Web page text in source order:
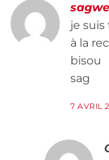
je
à la
bisou
sag
7 AVRIL